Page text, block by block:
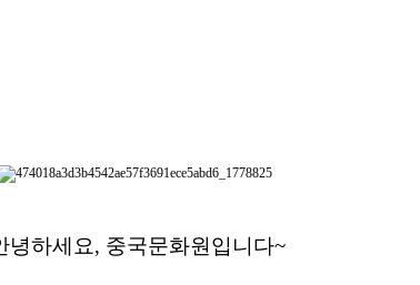
녕하세요, 중국문화원입니다~